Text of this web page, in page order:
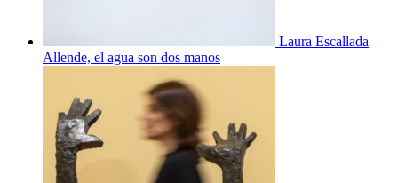
Laura Escallada
Allende, el agua son dos manos